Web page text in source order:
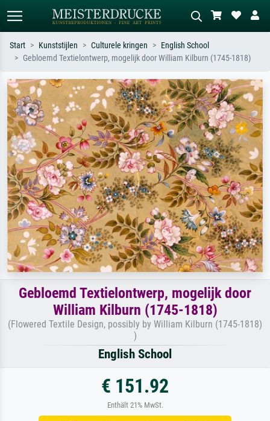
Zoek op kunstenaar, titel of stijl – bijv.
Monet, Sterrennacht, impressionisme,
Hokusai-golf, naakt.
Beschrijf de scène – bijv. groene
weide, abstract met veel rood, donker
olieverfschilderij, staand naakt naast
een boom.
Start Kunststijlen Culturele kringen
English School
Gebloemd Textielontwerp, mogelijk door William Kilburn (1745-1818)
Gebloemd Textielontwerp, mogelijk door
William Kilburn (1745-1818)
(Flowered Textile Design, possibly by William Kilburn (1745-1818)
)
English School
€ 151.92
Enthält 21% MwSt.